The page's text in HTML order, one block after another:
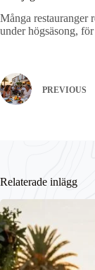
Många restauranger
under högsäsong,
PREVIOUS
Relaterade inlägg